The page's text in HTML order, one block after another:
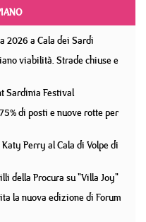
2026 a Cala dei Sardi
viabilità. Strade chiuse e
Sardinia Festival
di posti e nuove rotte per
Perry al Cala di Volpe di
della Procura su "Villa Joy"
la nuova edizione di Forum